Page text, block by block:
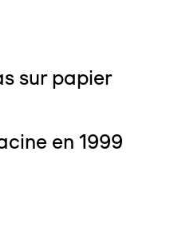
sur papier
en 1999